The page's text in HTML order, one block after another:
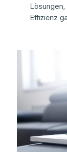
Effizienz